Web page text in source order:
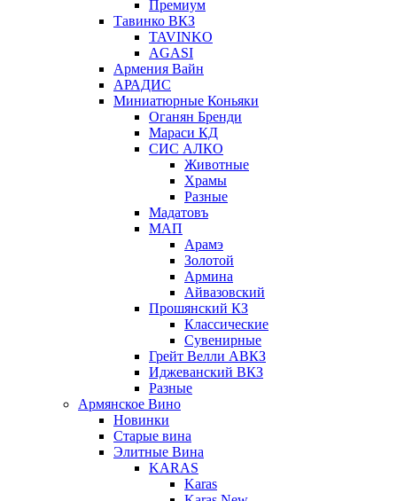
Премиум
Тавинко ВКЗ
TAVINKO
AGASI
Армения Вайн
АРАДИС
Миниатюрные Коньяки
Оганян Бренди
Мараси КД
СИС АЛКО
Животные
Храмы
Разные
Мадатовъ
МАП
Арамэ
Золотой
Армина
Айвазовский
Прошянский КЗ
Классические
Сувенирные
Грейт Велли АВКЗ
Иджеванский ВКЗ
Разные
Армянское Вино
Новинки
Старые вина
Элитные Вина
KARAS
Karas